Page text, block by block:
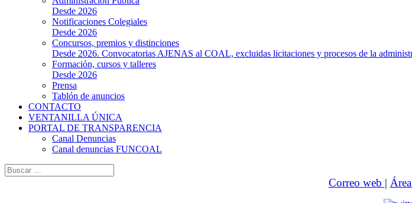
Desde 2026
Notificaciones Colegiales
Desde 2026
Concursos, premios y distinciones
Desde 2026. Convocatorias AJENAS al COAL, excluidas licitaciones y procesos de la
Formación, cursos y talleres
Desde 2026
Prensa
Tablón de anuncios
CONTACTO
VENTANILLA ÚNICA
PORTAL DE TRANSPARENCIA
Canal Denuncias
Canal denuncias FUNCOAL
Buscar:
Correo web |